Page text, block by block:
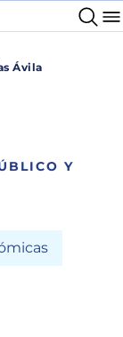
Ávila
Y